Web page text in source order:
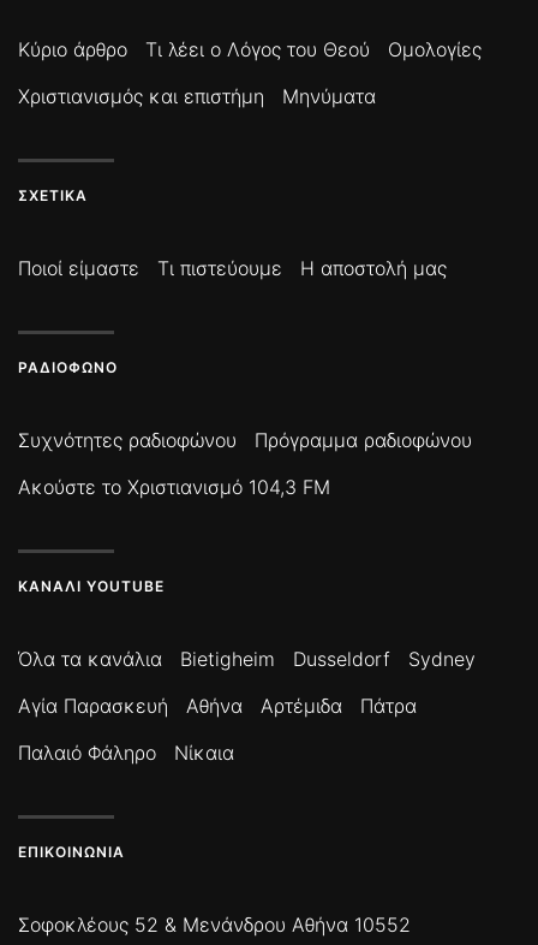
Κύριο άρθρο Τι λέει ο Λόγος του Θεού
Ομολογίες
Χριστιανισμός και επιστήμη
Μηνύματα
ΣΧΕΤΙΚΆ
Ποιοί είμαστε Τι πιστεύουμε Η αποστολή μας
ΡΑΔΙΌΦΩΝΟ
Συχνότητες ραδιοφώνου
Πρόγραμμα ραδιοφώνου
Ακούστε το Χριστιανισμό 104,3 FM
ΚΑΝΆΛΙ YOUTUBE
Όλα τα κανάλια Bietigheim Dusseldorf
Sydney
Αγία Παρασκευή
Αθήνα Αρτέμιδα
Πάτρα
Παλαιό Φάληρο
Νίκαια
ΕΠΙΚΟΙΝΩΝΊΑ
Σοφοκλέους 52 & Μενάνδρου Αθήνα 10552